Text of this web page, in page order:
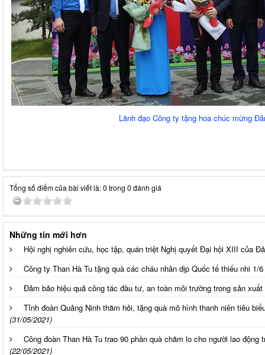
Lãnh đạo Công ty tặng hoa chúc mừng
Tổng số điểm của bài viết là: 0 trong 0 đánh giá
Những tin mới hơn
Hội nghị nghiên cứu, học tập, quán triệt Nghị quyết Đại hội XIII của
Công ty Than Hà Tu tặng quà các cháu nhân dịp Quốc tế thiếu nhi 1/6
Đảm bảo hiệu quả công tác đầu tư, an toàn môi trường trong sản xuất
Tỉnh đoàn Quảng Ninh thăm hỏi, tặng quà mô hình thanh niên tiêu
(31/05/2021)
Công đoàn Than Hà Tu trao 90 phần quà chăm lo cho người lao động
(22/05/2021)